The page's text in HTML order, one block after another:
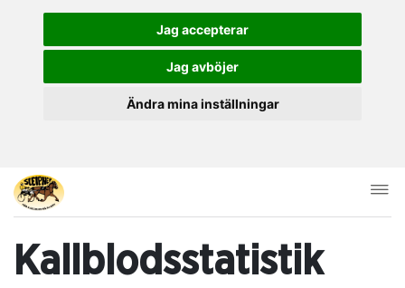
Jag accepterar
Jag avböjer
Ändra mina inställningar
Kallblodsstatistik